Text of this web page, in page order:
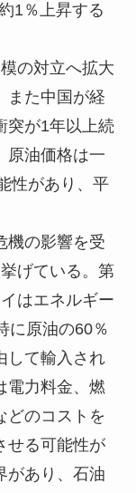
1％上昇する
の対立へ拡大
また中国が経
突が1年以上続
原油価格は一
性があり、平
機の影響を受
げている。第
はエネルギー
に原油の60％
して輸入され
電力料金、燃
どのコストを
せる可能性が
があり、石油